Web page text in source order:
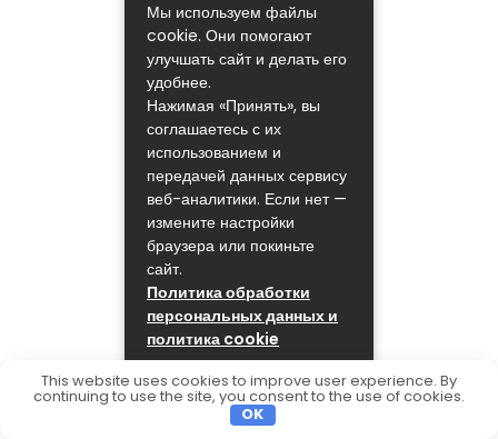
Мы используем файлы
cookie. Они помогают
улучшать сайт и делать его
удобнее.
Нажимая «Принять», вы
соглашаетесь с их
использованием и
передачей данных сервису
веб-аналитики. Если нет —
измените настройки
браузера или покиньте
сайт.
Политика обработки
персональных данных и
политика cookie
ПРИНЯТЬ
This website uses cookies to improve user experience. By
continuing to use the site, you consent to the use of cookies.
OK